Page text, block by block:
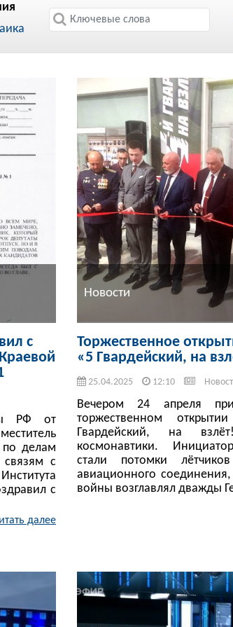
с
РФ от
по делам
связям с
с
далее
Новости
Торжественное
«5 Гвардейский, на
25.04.2025 12:10
Вечером 24 апреля
торжественном
Гвардейский, на
космонавтики.
стали потомки
авиационного
войны возглавлял дважды